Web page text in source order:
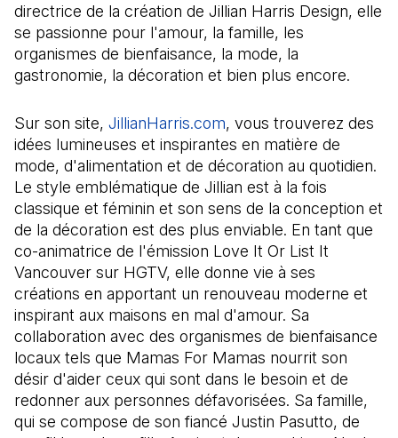
directrice de la création de Jillian Harris Design, elle
se passionne pour l'amour, la famille, les
organismes de bienfaisance, la mode, la
gastronomie, la décoration et bien plus encore.
Sur son site, JillianHarris.com(Il s'ouvre dans un
, vous trouverez des
idées lumineuses et inspirantes en matière de
mode, d'alimentation et de décoration au quotidien.
Le style emblématique de Jillian est à la fois
classique et féminin et son sens de la conception et
de la décoration est des plus enviable. En tant que
co-animatrice de l'émission Love It Or List It
Vancouver sur HGTV, elle donne vie à ses
créations en apportant un renouveau moderne et
inspirant aux maisons en mal d'amour. Sa
collaboration avec des organismes de bienfaisance
locaux tels que Mamas For Mamas nourrit son
désir d'aider ceux qui sont dans le besoin et de
redonner aux personnes défavorisées. Sa famille,
qui se compose de son fiancé Justin Pasutto, de